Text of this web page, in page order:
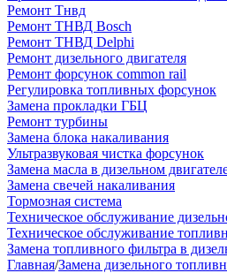
Ремонт Тнвд
Ремонт ТНВД Bosch
Ремонт ТНВД Delphi
Ремонт дизельного двигателя
Ремонт форсунок common rail
Регулировка топливных форсунок
Замена прокладки ГБЦ
Ремонт турбины
Замена блока накаливания
Ультразвуковая чистка форсунок
Замена масла в дизельном
Замена свечей накаливания
Тормозная система
Техническое обслуживание
Техническое обслуживание
Замена топливного фильтра в
Главная/Замена дизельного